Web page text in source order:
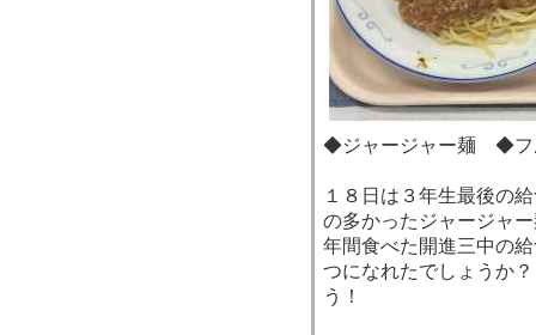
◆ジャージャー麺 ◆フ
１８日は３年生最後の
の多かったジャージャ
年間食べた開進三中の
つになれたでしょうか
う！